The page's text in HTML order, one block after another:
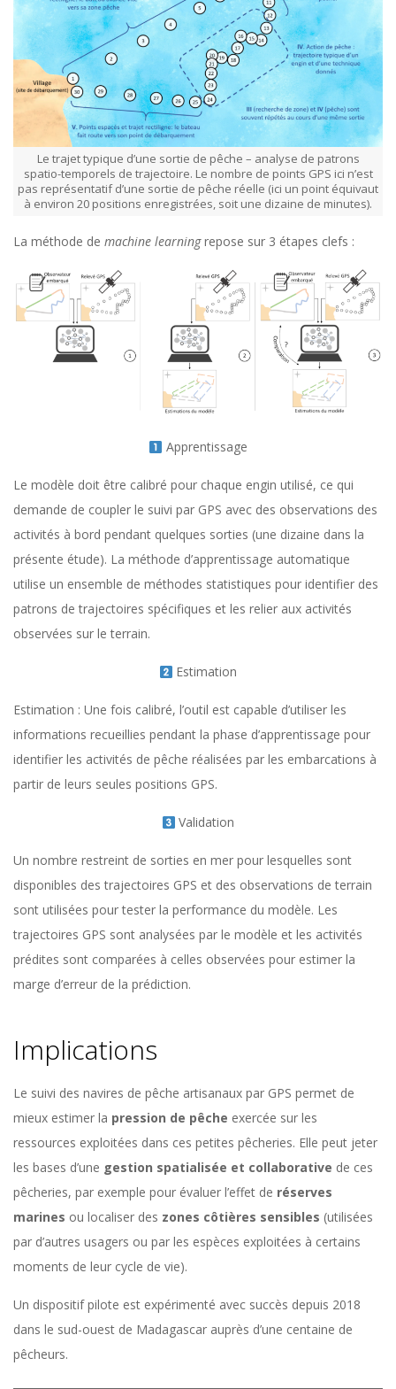
Le trajet typique d’une sortie de pêche – analyse de patrons
spatio-temporels de trajectoire. Le nombre de points GPS ici n’est
pas représentatif d’une sortie de pêche réelle (ici un point équivaut
à environ 20 positions enregistrées, soit une dizaine de minutes).
La méthode de machine learningrepose sur 3 étapes clefs :
Apprentissage
Le modèle doit être calibré pour chaque engin utilisé, ce qui
demande de coupler le suivi par GPS avec des observations des
activités à bord pendant quelques sorties (une dizaine dans la
présente étude). La méthode d’apprentissage automatique
utilise un ensemble de méthodes statistiques pour identifier des
patrons de trajectoires spécifiques et les relier aux activités
observées sur le terrain.
Estimation
Estimation : Une fois calibré, l’outil est capable d’utiliser les
informations recueillies pendant la phase d’apprentissage pour
identifier les activités de pêche réalisées par les embarcations à
partir de leurs seules positions GPS.
Validation
Un nombre restreint de sorties en mer pour lesquelles sont
disponibles des trajectoires GPS et des observations de terrain
sont utilisées pour tester la performance du modèle. Les
trajectoires GPS sont analysées par le modèle et les activités
prédites sont comparées à celles observées pour estimer la
marge d’erreur de la prédiction.
Implications
Le suivi des navires de pêche artisanaux par GPS permet de
mieux estimer la pression de pêche exercée sur les
ressources exploitées dans ces petites pêcheries. Elle peut jeter
les bases d’une gestion spatialisée et collaborative de ces
pêcheries, par exemple pour évaluer l’effet de réserves
marines ou localiser des zones côtières sensibles (utilisées
par d’autres usagers ou par les espèces exploitées à certains
moments de leur cycle de vie).
Un dispositif pilote est expérimenté avec succès depuis 2018
dans le sud-ouest de Madagascar auprès d’une centaine de
pêcheurs.